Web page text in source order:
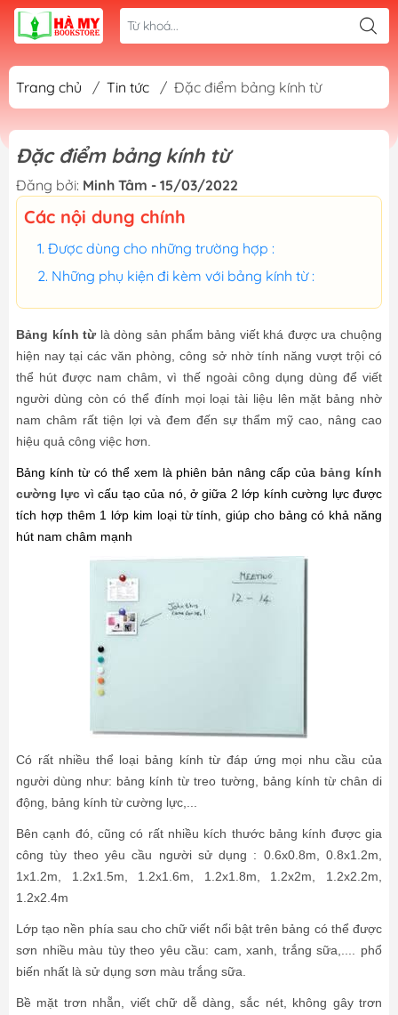
Trang chủ / Tin tức / Đặc điểm bảng kính từ
Đặc điểm bảng kính từ
Đăng bởi: Minh Tâm - 15/03/2022
Các nội dung chính
Được dùng cho những trường hợp :
Những phụ kiện đi kèm với bảng kính từ :
Bảng kính từ là dòng sản phẩm bảng viết khá được ưa chuộng
hiện nay tại các văn phòng, công sở nhờ tính năng vượt trội có
thể hút được nam châm, vì thế ngoài công dụng dùng để viết
người dùng còn có thể đính mọi loại tài liệu lên mặt bảng nhờ
nam châm rất tiện lợi và đem đến sự thẩm mỹ cao, nâng cao
hiệu quả công việc hơn.
Bảng kính từ có thể xem là phiên bản nâng cấp của bảng kính
cường lực vì cấu tạo của nó, ở giữa 2 lớp kính cường lực được
tích hợp thêm 1 lớp kim loại từ tính, giúp cho bảng có khả năng
hút nam châm mạnh
Có rất nhiều thể loại bảng kính từ đáp ứng mọi nhu cầu của
người dùng như: bảng kính từ treo tường, bảng kính từ chân di
động, bảng kính từ cường lực,...
Bên cạnh đó, cũng có rất nhiều kích thước bảng kính được gia
công tùy theo yêu cầu người sử dụng : 0.6x0.8m, 0.8x1.2m,
1x1.2m, 1.2x1.5m, 1.2x1.6m, 1.2x1.8m, 1.2x2m, 1.2x2.2m,
1.2x2.4m
Lớp tạo nền phía sau cho chữ viết nổi bật trên bảng có thể được
sơn nhiều màu tùy theo yêu cầu: cam, xanh, trắng sữa,.... phổ
biến nhất là sử dụng sơn màu trắng sữa.
Bề mặt trơn nhẵn, viết chữ dễ dàng, sắc nét, không gây trơn